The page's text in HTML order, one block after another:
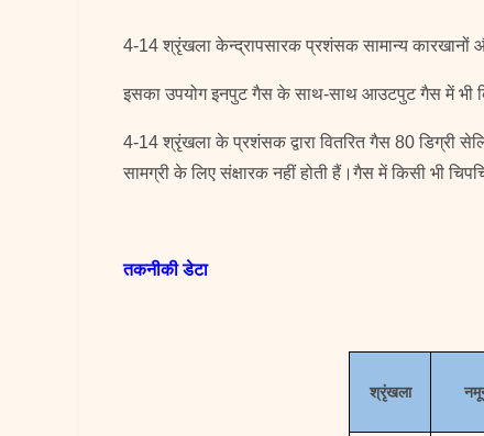
4-14 श्रृंखला केन्द्रापसारक प्रशंसक सामान्य कारखानों
इसका उपयोग इनपुट गैस के साथ-साथ आउटपुट गैस में भी
4-14 श्रृंखला के प्रशंसक द्वारा वितरित गैस 80 डिग्री
सामग्री के लिए संक्षारक नहीं होती हैं।गैस में किसी भी
तकनीकी डेटा
श्रृंखला